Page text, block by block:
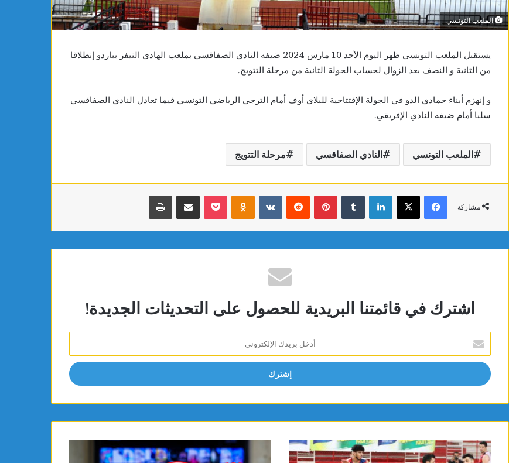
الملعب التونسي
يستقبل الملعب التونسي ظهر اليوم الأحد 10 مارس 2024 ضيفه النادي الصفاقسي بملعب الهادي النيفر بباردو إنطلاقا
من الثانية و النصف بعد الزوال لحساب الجولة الثانية من مرحلة التتويج.
و إنهزم أبناء حمادي الدو في الجولة الإفتتاحية للبلاي أوف أمام الترجي الرياضي التونسي فيما تعادل النادي الصفاقسي
سلبا أمام ضيفه النادي الإفريقي.
الملعب التونسي النادي الصفاقسي مرحلة التتويج
مشاركة
فيسبوكX لينكدإن بينتيريست Odnoklassniki
بوكيت مشاركة عبر البريد طباعة
اشترك في قائمتنا البريدية للحصول على التحديثات الجديدة!
بريدك
الإلكتروني